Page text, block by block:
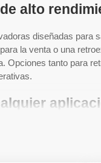
alto
diseñadas para
la venta o una
Opciones tanto para